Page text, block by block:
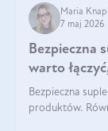
Maria
7 maj 2026
Bezpieczna
warto
Bezpieczna
produktów.